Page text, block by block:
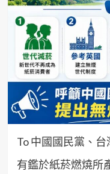
To 中國國民黨、台
有鑑於紙菸燃燒所